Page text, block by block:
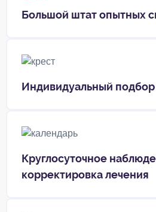
Большой штат опытных
Индивидуальный подбор
Круглосуточное
корректировка лечения